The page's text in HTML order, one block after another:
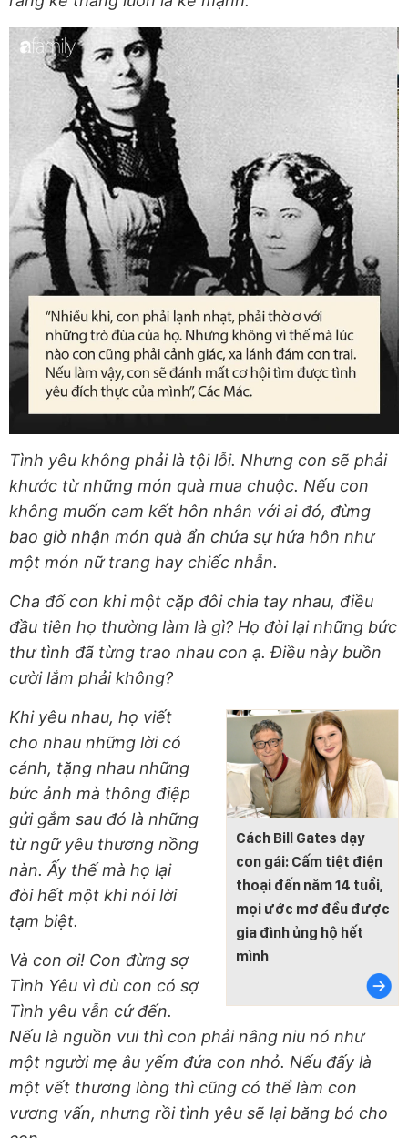
Tình yêu không phải là tội lỗi. Nhưng con sẽ phải
khước từ những món quà mua chuộc. Nếu con
không muốn cam kết hôn nhân với ai đó, đừng
bao giờ nhận món quà ẩn chứa sự hứa hôn như
một món nữ trang hay chiếc nhẫn.
Cha đố con khi một cặp đôi chia tay nhau, điều
đầu tiên họ thường làm là gì? Họ đòi lại những bức
thư tình đã từng trao nhau con ạ. Điều này buồn
cười lắm phải không?
Cách Bill Gates dạy
con gái: Cấm tiệt điện
thoại đến năm 14 tuổi,
mọi ước mơ đều được
gia đình ủng hộ hết
mình
Khi yêu nhau, họ viết
cho nhau những lời có
cánh, tặng nhau những
bức ảnh mà thông điệp
gửi gắm sau đó là những
từ ngữ yêu thương nồng
nàn. Ấy thế mà họ lại
đòi hết một khi nói lời
tạm biệt.
Và con ơi! Con đừng sợ
Tình Yêu vì dù con có sợ
Tình yêu vẫn cứ đến.
Nếu là nguồn vui thì con phải nâng niu nó như
một người mẹ âu yếm đứa con nhỏ. Nếu đấy là
một vết thương lòng thì cũng có thể làm con
vương vấn, nhưng rồi tình yêu sẽ lại băng bó cho